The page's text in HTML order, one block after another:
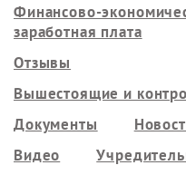
Финансово-
заработная плата
Отзывы
Вышестоящие и
Документы
Видео